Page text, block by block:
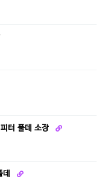
터 풀데 소장
데